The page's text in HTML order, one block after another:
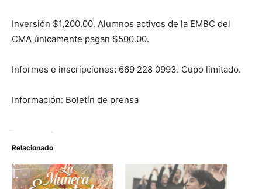
Inversión $1,200.00. Alumnos activos de la EMBC del
CMA únicamente pagan $500.00.
Informes e inscripciones: 669 228 0993. Cupo limitado.
Información: Boletín de prensa
Relacionado